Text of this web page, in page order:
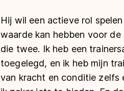
Hij wil een actieve rol
waarde kan hebben voor
die twee. Ik heb een
toegelegd, en ik heb mijn
van kracht en conditie zelfs